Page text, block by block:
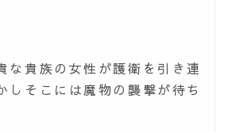
な貴族の女性が護衛を引き連
しそこには魔物の襲撃が待ち